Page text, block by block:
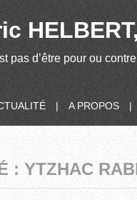
pas d’être pour ou
| A PROPOS |
: YTZHAC